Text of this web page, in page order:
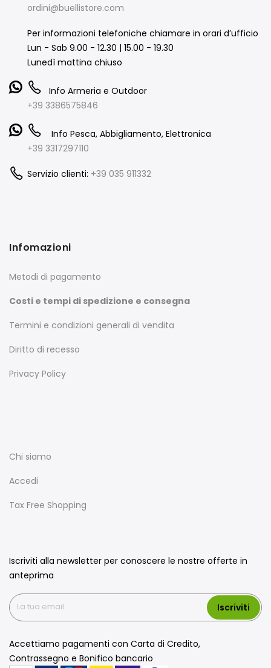
ordini@buellistore.com
Per informazioni telefoniche chiamare in orari d’ufficio
Lun - Sab 9.00 - 12.30 | 15.00 - 19.30
Lunedì mattina chiuso
Info Armeria e Outdoor
+39 3386575846
Info Pesca, Abbigliamento, Elettronica
+39 3317297110
Servizio clienti: +39 035 911332
Infomazioni
Metodi di pagamento
Costi e tempi di spedizione e consegna
Termini e condizioni generali di vendita
Diritto di recesso
Privacy Policy
Chi siamo
Accedi
Tax Free Shopping
Iscriviti alla newsletter per conoscere le nostre offerte in
anteprima
Iscriviti
Accettiamo pagamenti con Carta di Credito,
Contrassegno e Bonifico bancario